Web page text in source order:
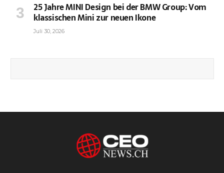
25 Jahre MINI Design bei der BMW Group: Vom
klassischen Mini zur neuen Ikone
Juli 30, 2026